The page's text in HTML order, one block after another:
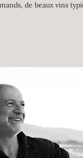
de beaux vins